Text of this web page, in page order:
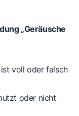
„Geräusche
voll oder falsch
oder nicht